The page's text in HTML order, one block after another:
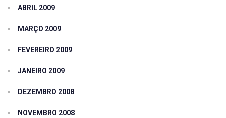
ABRIL 2009
MARÇO 2009
FEVEREIRO 2009
JANEIRO 2009
DEZEMBRO 2008
NOVEMBRO 2008